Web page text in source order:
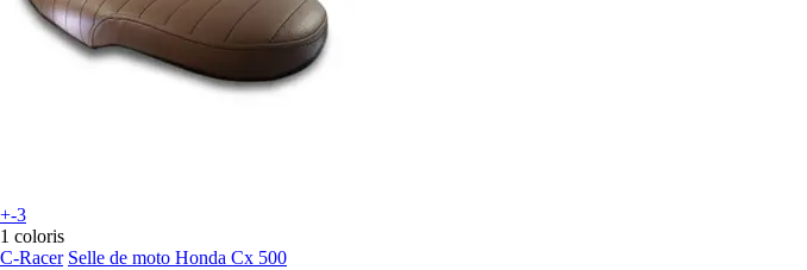
+-3
1 coloris
C-Racer Selle de moto Honda Cx 500